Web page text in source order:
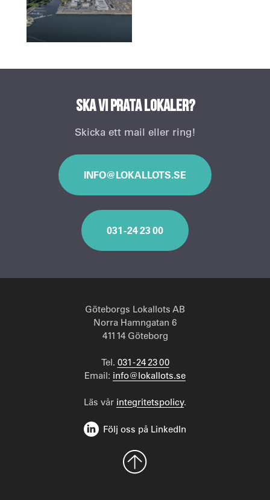
Ska vi prata lokaler?
Skicka ett mail eller ring!
INFO@LOKALLOTS.SE
031 - 24 23 00
Göteborgs Lokallots AB
Norra Hamngatan 6
411 14 Göteborg
Tel. 031 - 24 23 00
Email: info@lokallots.se
Läs vår integritetspolicy.
Följ oss på LinkedIn